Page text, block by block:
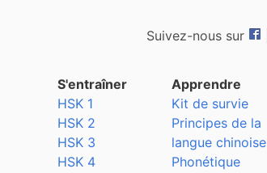
Suivez-nous sur
S'entraîner
HSK 1
HSK 2
HSK 3
HSK 4
Apprendre
Kit de survie
Principes de la
langue chinoise
Phonétique